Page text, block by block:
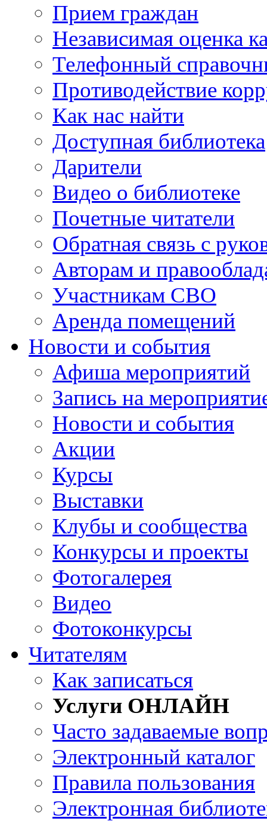
Прием граждан
Независимая оценка
Телефонный
Противодействие
Как нас найти
Доступная библиотека
Дарители
Видео о библиотеке
Почетные читатели
Обратная связь с
Авторам и
Участникам СВО
Аренда помещений
Новости и события
Афиша мероприятий
Запись на
Новости и события
Акции
Курсы
Выставки
Клубы и сообщества
Конкурсы и проекты
Фотогалерея
Видео
Фотоконкурсы
Читателям
Как записаться
Услуги ОНЛАЙН
Часто задаваемые
Электронный каталог
Правила пользования
Электронная